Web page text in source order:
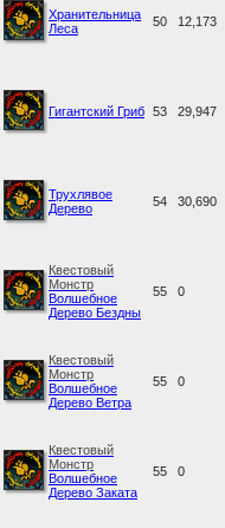
Хранительница
Леса
50 12,173
Гигантский Гриб 53 29,947
Трухлявое
Дерево
54 30,690
Квестовый
Монстр
Волшебное
Дерево Бездны
55 0
Квестовый
Монстр
Волшебное
Дерево Ветра
55 0
Квестовый
Монстр
Волшебное
Дерево Заката
55 0